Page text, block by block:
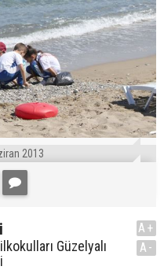
2013
Güzelyalı
A+
A-